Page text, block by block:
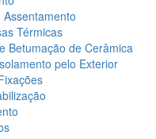
Assentamento
Térmicas
Betumação de Cerâmica
pelo Exterior